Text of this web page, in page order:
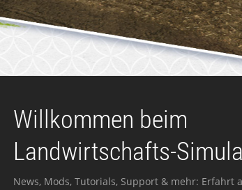
Willkommen beim
Landwirtschafts-
News, Mods, Tutorials, Support & mehr: Erfahrt